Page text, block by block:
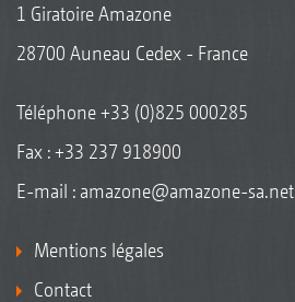
1 Giratoire Amazone
28700 Auneau Cedex - France
Téléphone+33 (0)825 000285
Fax : +33 237 918900
E-mail : amazone@amazone-sa.net
Mentions légales
Contact